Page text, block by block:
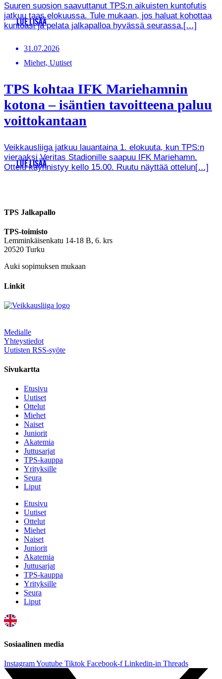
Suuren suosion saavuttanut TPS:n aikuisten kuntofutis
jatkuu taas elokuussa. Tule mukaan, jos haluat kohottaa
kuntoasi ja pelata jalkapalloa hyvässä seurassa.[…]
LUE LISÄÄ
31.07.2026
Miehet, Uutiset
TPS kohtaa IFK Mariehamnin
kotona – isäntien tavoitteena paluu
voittokantaan
Veikkausliiga jatkuu lauantaina 1. elokuuta, kun TPS:n
vieraaksi Veritas Stadionille saapuu IFK Mariehamn.
Ottelu käynnistyy kello 15.00. Ruutu näyttää ottelun[…]
LUE LISÄÄ
TPS Jalkapallo
TPS-toimisto
Lemminkäisenkatu 14-18 B, 6. krs
20520 Turku
Auki sopimuksen mukaan
Linkit
Medialle
Yhteystiedot
Uutisten RSS-syöte
Sivukartta
Etusivu
Uutiset
Ottelut
Miehet
Naiset
Juniorit
Akatemia
Juttusarjat
TPS-kauppa
Yrityksille
Seura
Liput
Etusivu
Uutiset
Ottelut
Miehet
Naiset
Juniorit
Akatemia
Juttusarjat
TPS-kauppa
Yrityksille
Seura
Liput
Sosiaalinen media
InstagramYoutube Tiktok Facebook-f Linkedin-in Threads